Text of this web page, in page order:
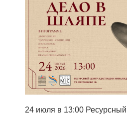
24 июля в 13:00